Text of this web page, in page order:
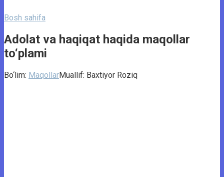
Bosh sahifa
Adolat va haqiqat haqida maqollar
to‘plami
Bo‘lim: MaqollarMuallif: Baxtiyor Roziq